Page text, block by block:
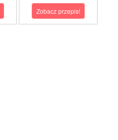
Zobacz przepis!